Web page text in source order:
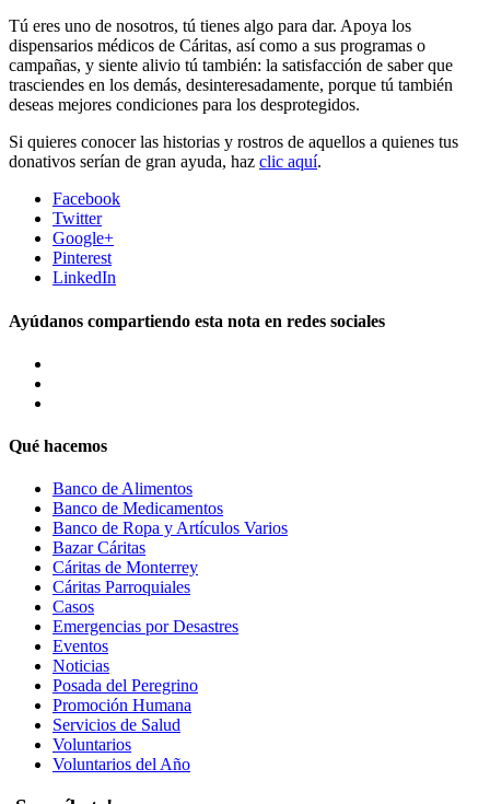
Tú eres uno de nosotros, tú tienes algo para dar. Apoya los
dispensarios médicos de Cáritas, así como a sus programas o
campañas, y siente alivio tú también: la satisfacción de saber que
trasciendes en los demás, desinteresadamente, porque tú también
deseas mejores condiciones para los desprotegidos.
Si quieres conocer las historias y rostros de aquellos a quienes tus
donativos serían de gran ayuda, haz clic aquí.
Facebook
Twitter
Google+
Pinterest
LinkedIn
Ayúdanos compartiendo esta nota en redes sociales
Qué hacemos
Banco de Alimentos
Banco de Medicamentos
Banco de Ropa y Artículos Varios
Bazar Cáritas
Cáritas de Monterrey
Cáritas Parroquiales
Casos
Emergencias por Desastres
Eventos
Noticias
Posada del Peregrino
Promoción Humana
Servicios de Salud
Voluntarios
Voluntarios del Año